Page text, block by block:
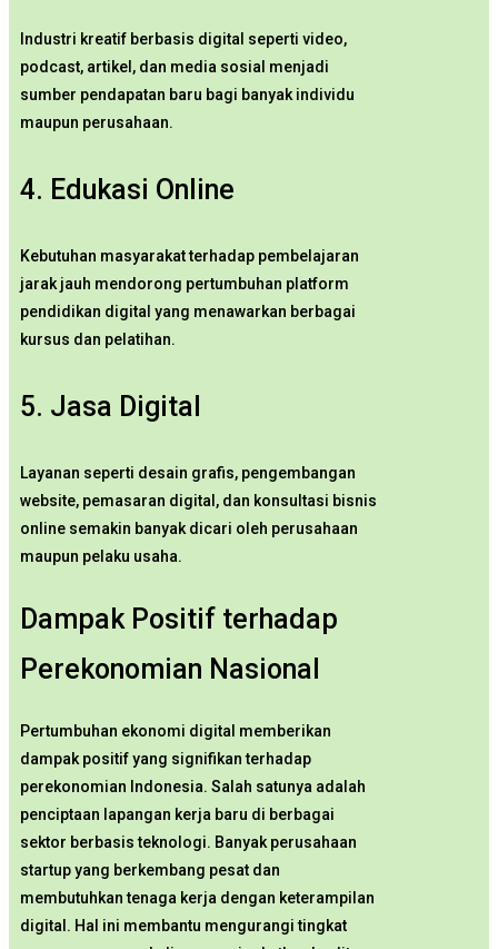
Industri kreatif berbasis digital seperti video,
podcast, artikel, dan media sosial menjadi
sumber pendapatan baru bagi banyak individu
maupun perusahaan.
4. Edukasi Online
Kebutuhan masyarakat terhadap pembelajaran
jarak jauh mendorong pertumbuhan platform
pendidikan digital yang menawarkan berbagai
kursus dan pelatihan.
5. Jasa Digital
Layanan seperti desain grafis, pengembangan
website, pemasaran digital, dan konsultasi bisnis
online semakin banyak dicari oleh perusahaan
maupun pelaku usaha.
Dampak Positif terhadap
Perekonomian Nasional
Pertumbuhan ekonomi digital memberikan
dampak positif yang signifikan terhadap
perekonomian Indonesia. Salah satunya adalah
penciptaan lapangan kerja baru di berbagai
sektor berbasis teknologi. Banyak perusahaan
startup yang berkembang pesat dan
membutuhkan tenaga kerja dengan keterampilan
digital. Hal ini membantu mengurangi tingkat